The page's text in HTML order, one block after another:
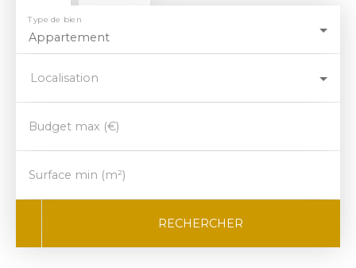
Appartement
Type de bien
Localisation
Budget max (€)
Surface min (m²)
RECHERCHER